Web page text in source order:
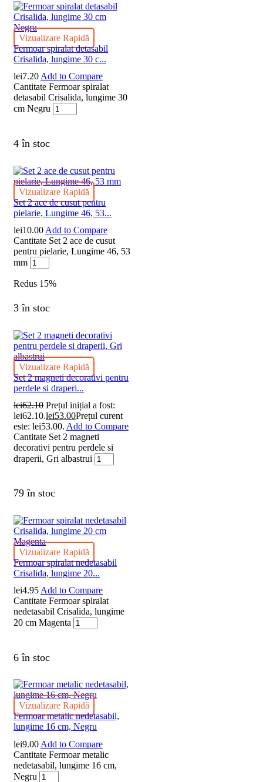
Vizualizare Rapidă
Fermoar spiralat detasabil
Crisalida, lungime 30 c...
lei7.20Add to Compare
Cantitate Fermoar spiralat
detasabil Crisalida, lungime 30
cm Negru
4 în stoc
Vizualizare Rapidă
Set 2 ace de cusut pentru
pielarie, Lungime 46, 53...
lei10.00 Add to Compare
Cantitate Set 2 ace de cusut
pentru pielarie, Lungime 46, 53
mm
Redus 15%
3 în stoc
Vizualizare Rapidă
Set 2 magneti decorativi pentru
perdele si draperi...
lei62.10 Prețul inițial a fost:
lei62.10.lei53.00Prețul curent
este: lei53.00. Add to Compare
Cantitate Set 2 magneti
decorativi pentru perdele si
draperii, Gri albastrui
79 în stoc
Vizualizare Rapidă
Fermoar spiralat nedetasabil
Crisalida, lungime 20...
lei4.95 Add to Compare
Cantitate Fermoar spiralat
nedetasabil Crisalida, lungime
20 cm Magenta
6 în stoc
Vizualizare Rapidă
Fermoar metalic nedetasabil,
lungime 16 cm, Negru
lei9.00 Add to Compare
Cantitate Fermoar metalic
nedetasabil, lungime 16 cm,
Negru